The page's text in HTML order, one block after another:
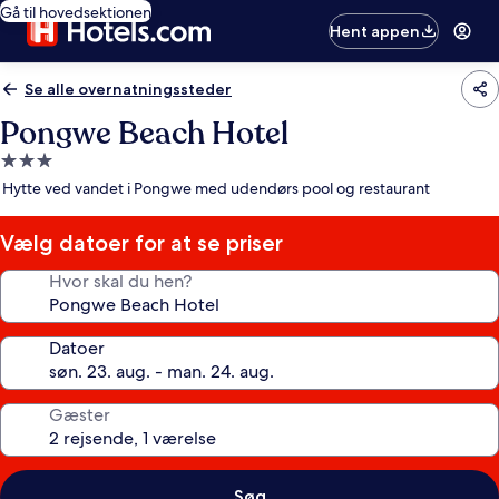
Gå til hovedsektionen
Hent appen
Se alle overnatningssteder
Pongwe Beach Hotel
3.0-
stjernet
Hytte ved vandet i Pongwe med udendørs pool og restaurant
Vælg datoer for at se priser
Hvor skal du hen?
Datoer
Gæster